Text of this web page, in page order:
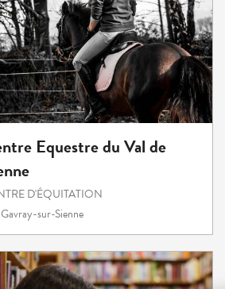
Equestre du Val de
D'ÉQUITATION
Gavray-sur-Sienne